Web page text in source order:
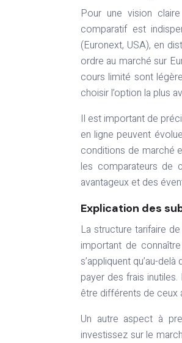
Pour une vision
comparatif est
(Euronext, USA), en
ordre au marché sur
cours limité sont
choisir l’option la plus
Il est important de
en ligne peuvent
conditions de marché
les comparateurs de
avantageux et des
Explication des
La structure tarifaire
important de
s’appliquent qu’au-
payer des frais
être différents de ceux
Un autre aspect à
investissez sur le